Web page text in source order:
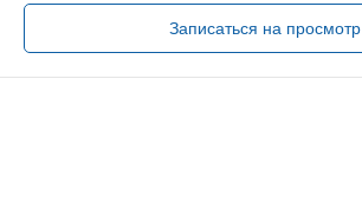
Записаться на просмотр